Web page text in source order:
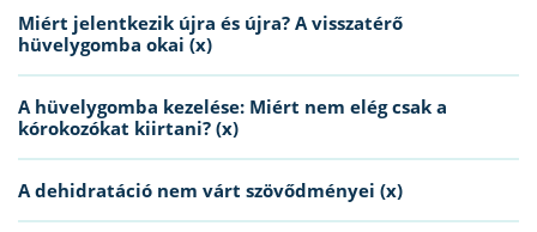
Miért jelentkezik újra és újra? A visszatérő
hüvelygomba okai (x)
A hüvelygomba kezelése: Miért nem elég csak a
kórokozókat kiirtani? (x)
A dehidratáció nem várt szövődményei (x)